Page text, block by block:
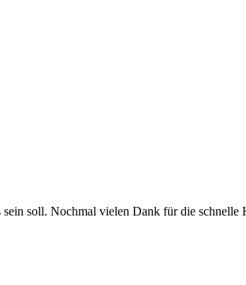
sein soll. Nochmal vielen Dank für die schnelle